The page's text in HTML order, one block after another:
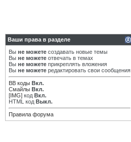
Ваши права в разделе
Вы не можете создавать новые темы
Вы не можете отвечать в темах
Вы не можете прикреплять вложения
Вы не можете редактировать свои сообщения
BB коды Вкл.
Смайлы Вкл.
[IMG] код Вкл.
HTML код Выкл.
Правила форума